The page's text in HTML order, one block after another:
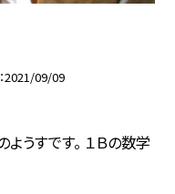
2021/09/09
うすです。 １Ｂの数学